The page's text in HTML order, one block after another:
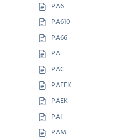
PA6
PA610
PA66
PA
PAC
PAEEK
PAEK
PAI
PAM